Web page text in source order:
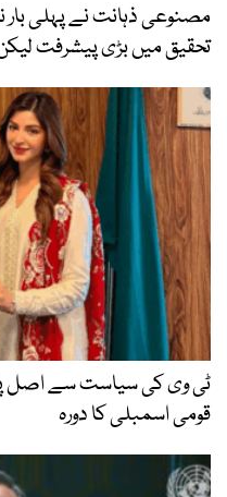
مصنوعی ذہانت نے پہلی بار
تحقیق میں بڑی پیشرفت
ٹی وی کی سیاست سے اصل
قومی اسمبلی کا دورہ